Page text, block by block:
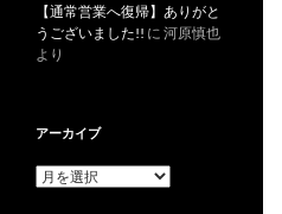
【通常営業へ復帰】ありがと
うございました!! に 河原慎也
より
アーカイブ
ア